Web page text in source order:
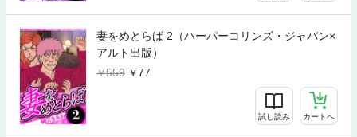
妻をめとらば 2（ハーパーコリンズ・ジャパン×
アルト出版）
559
77
試し読み カートへ